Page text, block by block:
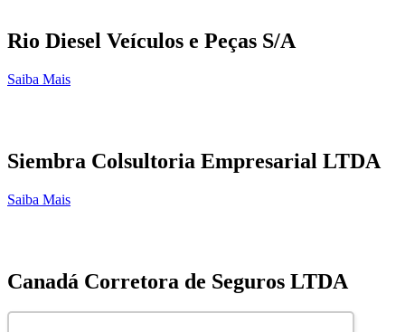
Rio Diesel Veículos e Peças S/A
Saiba Mais
Siembra Colsultoria Empresarial LTDA
Saiba Mais
Canadá Corretora de Seguros LTDA